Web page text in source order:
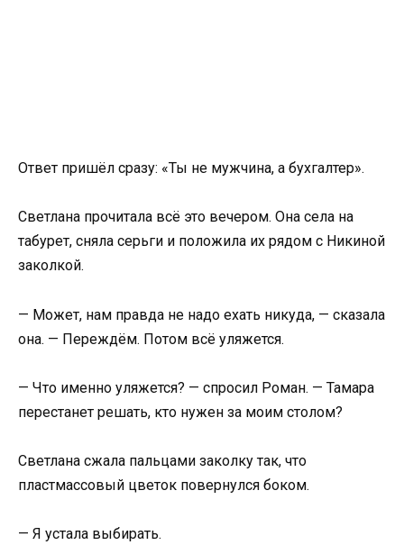
Ответ пришёл сразу: «Ты не мужчина, а бухгалтер».
Светлана прочитала всё это вечером. Она села на
табурет, сняла серьги и положила их рядом с Никиной
заколкой.
— Может, нам правда не надо ехать никуда, — сказала
она. — Переждём. Потом всё уляжется.
— Что именно уляжется? — спросил Роман. — Тамара
перестанет решать, кто нужен за моим столом?
Светлана сжала пальцами заколку так, что
пластмассовый цветок повернулся боком.
— Я устала выбирать.